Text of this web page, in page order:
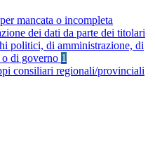
mancata o incompleta
dei dati da parte dei titolari
politici, di amministrazione, di
di governo 1
consiliari regionali/provinciali